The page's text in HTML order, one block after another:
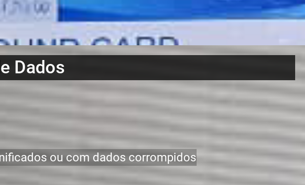
Dados
ou com dados corrompidos